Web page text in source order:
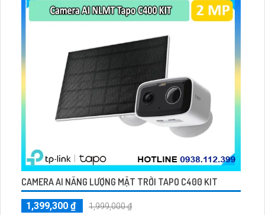
CAMERA AI NĂNG LƯỢNG MẶT TRỜI TAPO C400 KIT
1,399,300 ₫
1,999,000 ₫